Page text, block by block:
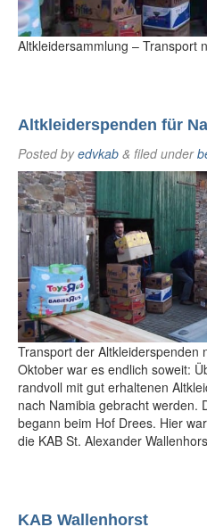
Altkleidersammlung – Transport
Altkleiderspenden für
Postedbyedvkab & filed under
Transport der Altkleiderspenden
Oktober war es endlich soweit:
randvoll mit gut erhaltenen
nach Namibia gebracht werden.
begann beim Hof Drees. Hier
die KAB St. Alexander
KAB Wallenhorst